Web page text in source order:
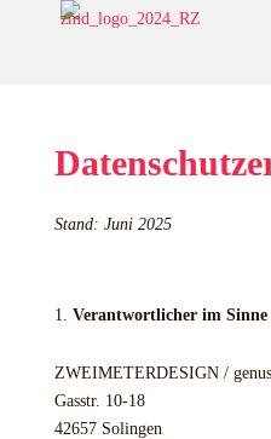
Stand: Juni 2025
Verantwortlicher im Sinne
ZWEIMETERDESIGN /
Gasstr. 10-18
42657 Solingen